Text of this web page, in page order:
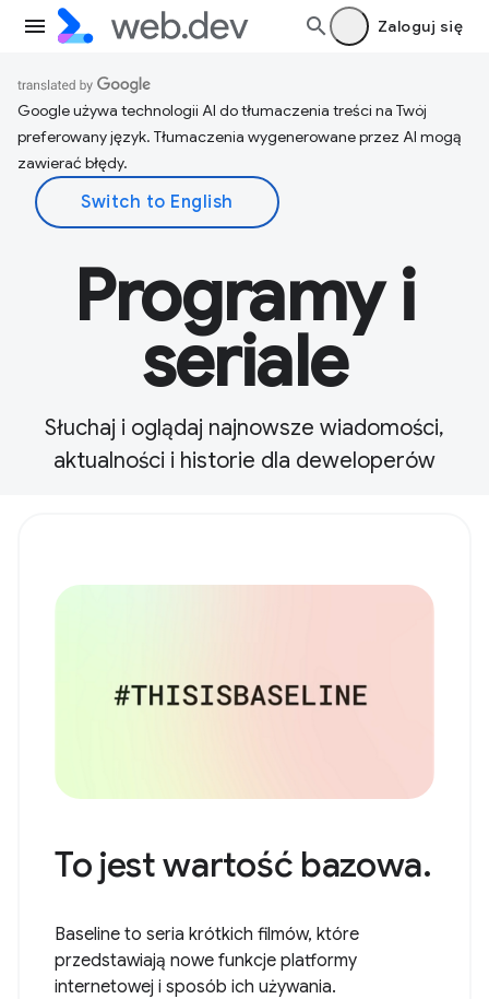
Zaloguj się
Google używa technologii AI do tłumaczenia treści na Twój
preferowany język. Tłumaczenia wygenerowane przez AI mogą
zawierać błędy.
Programy i
seriale
Słuchaj i oglądaj najnowsze wiadomości,
aktualności i historie dla deweloperów
To jest wartość bazowa.
Baseline to seria krótkich filmów, które
przedstawiają nowe funkcje platformy
internetowej i sposób ich używania.